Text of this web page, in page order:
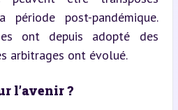
période post-pandémique.
ont depuis adopté des
arbitrages ont évolué.
l’avenir ?